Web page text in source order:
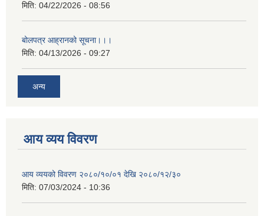
मिति: 04/22/2026 - 08:56
बोलपत्र आह्रानको सूचना।।।
मिति: 04/13/2026 - 09:27
अन्य
आय व्यय विवरण
आय व्ययको विवरण २०८०/१०/०१ देखि २०८०/१२/३०
मिति: 07/03/2024 - 10:36